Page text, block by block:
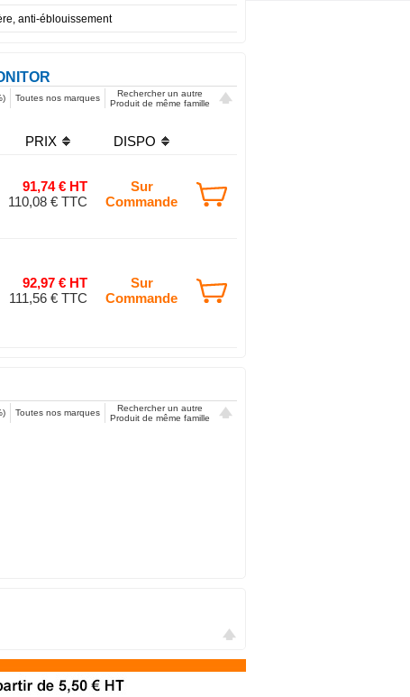
anti-éblouissement
Toutes nos marques
Rechercher un autre
Produit de même famille
PRIX DISPO
91,74 € HT
110,08 € TTC
Sur
Commande
92,97 € HT
111,56 € TTC
Sur
Commande
Toutes nos marques
Rechercher un autre
Produit de même famille